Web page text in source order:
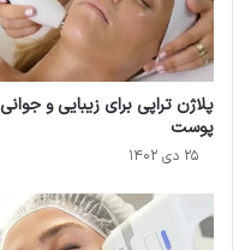
پلاژن تراپی برای زیبایی و جوانی
پوست
۲۵ دی ۱۴۰۲